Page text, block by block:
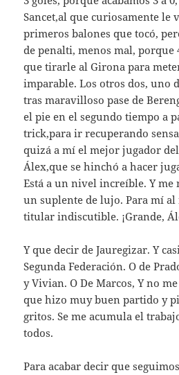
Sancet,al que curiosamente le
primeros balones que tocó,
de penalti, menos mal, porque
que tirarle al Girona para
imparable. Los otros dos, uno
tras maravilloso pase de
el pie en el segundo tiempo a
trick,para ir recuperando
quizá a mí el mejor jugador
Álex,que se hinchó a hacer
Está a un nivel increíble. Y me
un suplente de lujo. Para mí al
titular indiscutible. ¡Grande,
Y que decir de Jauregizar. Y
Segunda Federación. O de
y Vivian. O De Marcos, Y no
que hizo muy buen partido y
gritos. Se me acumula el
todos.
Para acabar decir que